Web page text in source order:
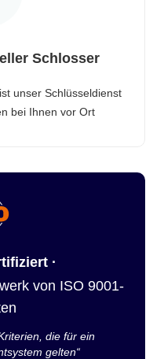
Schlosser
unser Schlüsseldienst
bei Ihnen vor Ort
·
von ISO 9001-
die für ein
gelten“